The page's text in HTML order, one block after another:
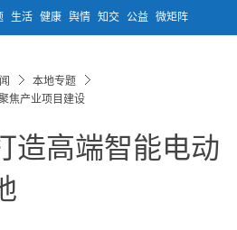
生活 健康 舆情 知交 公益 微矩阵
本地专题
焦产业项目建设
造高端智能电动